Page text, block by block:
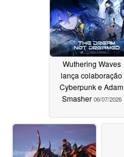
Wuthering Waves
lança colaboração
Cyberpunk e Adam
Smasher 06/07/2026